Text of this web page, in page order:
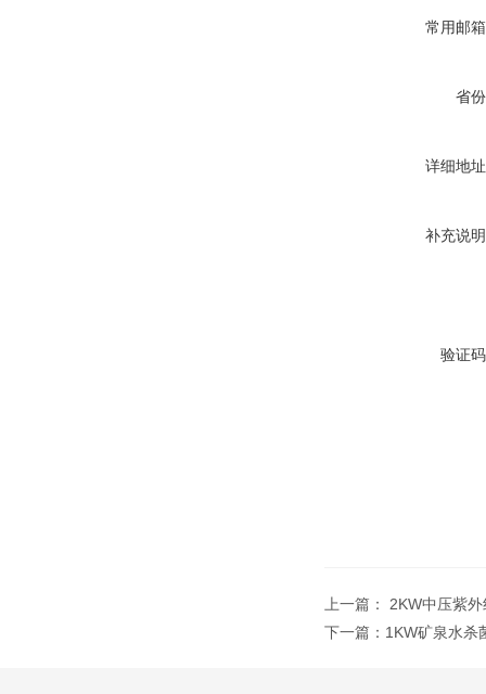
常用邮
省
详细地
补充说
验证
上一篇： 2KW中压紫
下一篇： 1KW矿泉水杀